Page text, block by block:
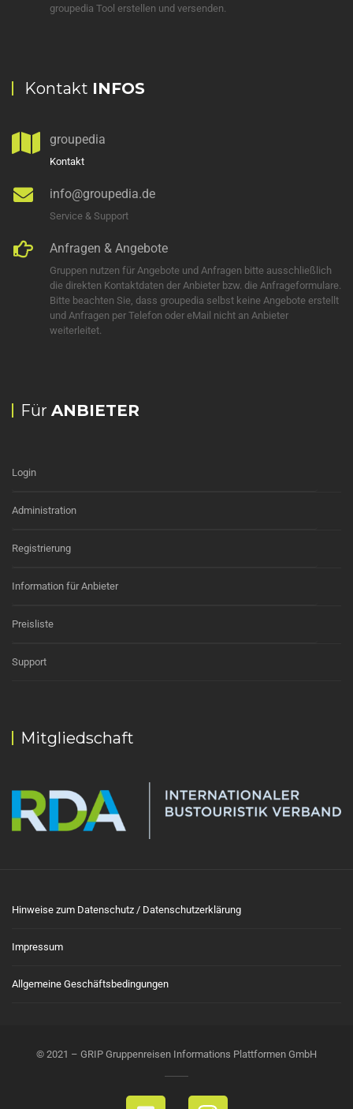
groupedia Tool erstellen und versenden.
Kontakt INFOS
groupedia
Kontakt
info@groupedia.de
Service & Support
Anfragen & Angebote
Gruppen nutzen für Angebote und Anfragen bitte ausschließlich
die direkten Kontaktdaten der Anbieter bzw. die Anfrageformulare.
Bitte beachten Sie, dass groupedia selbst keine Angebote erstellt
und Anfragen per Telefon oder eMail nicht an Anbieter
weiterleitet.
Für ANBIETER
Login
Administration
Registrierung
Information für Anbieter
Preisliste
Support
Mitgliedschaft
Hinweise zum Datenschutz / Datenschutzerklärung
Impressum
Allgemeine Geschäftsbedingungen
© 2021 – GRIP Gruppenreisen Informations Plattformen GmbH